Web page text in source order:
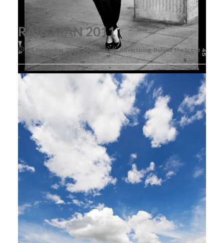
alina4
RAIN MAN 2011
14. November 2011 Shooting, Advertising, Behind The Scene